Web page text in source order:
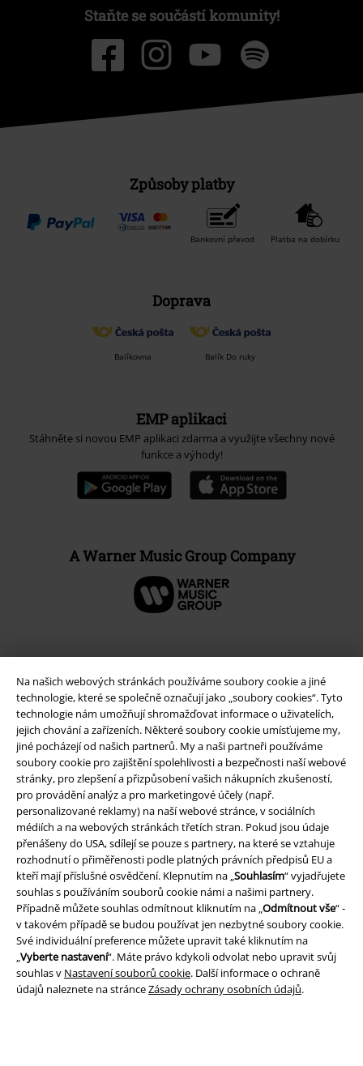
Na našich webových stránkách používáme soubory cookie a jiné
technologie, které se společně označují jako „soubory cookies“. Tyto
technologie nám umožňují shromažďovat informace o uživatelích,
jejich chování a zařízeních. Některé soubory cookie umísťujeme my,
jiné pocházejí od našich partnerů. My a naši partneři používáme
soubory cookie pro zajištění spolehlivosti a bezpečnosti naší webové
stránky, pro zlepšení a přizpůsobení vašich nákupních zkušeností,
pro provádění analýz a pro marketingové účely (např.
personalizované reklamy) na naší webové stránce, v sociálních
médiích a na webových stránkách třetích stran. Pokud jsou údaje
přenášeny do USA, sdílejí se pouze s partnery, na které se vztahuje
rozhodnutí o přiměřenosti podle platných právních předpisů EU a
kteří mají příslušné osvědčení. Klepnutím na „Souhlasím“ vyjadřujete
souhlas s používáním souborů cookie námi a našimi partnery.
Případně můžete souhlas odmítnout kliknutím na „Odmítnout vše“ -
v takovém případě se budou používat jen nezbytné soubory cookie.
Své individuální preference můžete upravit také kliknutím na
„Vyberte nastavení“. Máte právo kdykoli odvolat nebo upravit svůj
souhlas v Nastavení souborů cookie. Další informace o ochraně
údajů naleznete na stránceZásady ochrany osobních údajů.
Staňte se součástí komunity!
Způsoby platby
Bankovní převod Platba na dobírku
Doprava
Balíkovna Balík Do ruky
EMP aplikaci
Stáhněte si novou EMP aplikaci zdarma a využijte všechny nové
funkce a výhody!
A Warner Music Group Company
Právní informace
Podmínky
Prohlášení
Ochrana osobních údajů
Likvidace odpadu a ochrana životního prostředí
Prohlášení o shodě